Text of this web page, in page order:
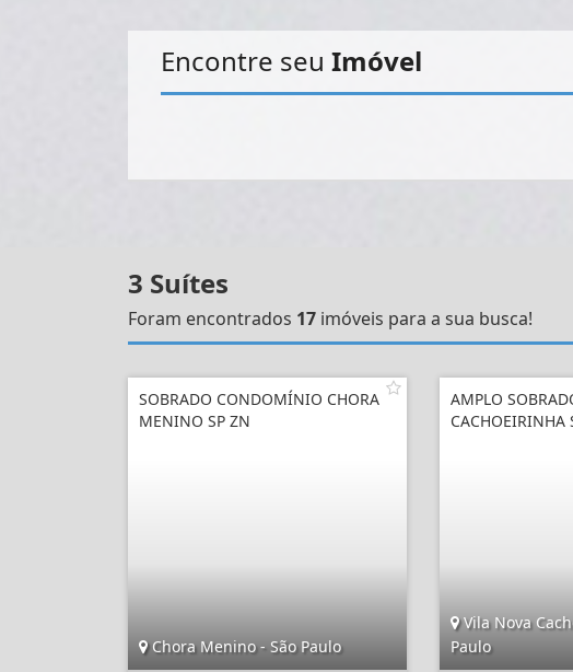
Encontre seu Imóvel
3 Suítes
Foram encontrados 17 imóveis para a sua busca!
SOBRADO CONDOMÍNIO CHORA
MENINO SP ZN
Chora Menino - São Paulo
AMPLO
CACHOEIRINHA
Vila Nova
Paulo